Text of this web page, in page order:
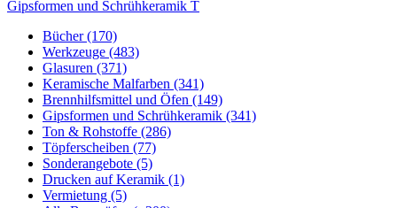
Bücher(170)
Werkzeuge (483)
Glasuren (371)
Keramische Malfarben (341)
Brennhilfsmittel und Öfen (149)
Gipsformen und Schrühkeramik (341)
Ton & Rohstoffe (286)
Töpferscheiben (77)
Sonderangebote (5)
Drucken auf Keramik (1)
Vermietung (5)